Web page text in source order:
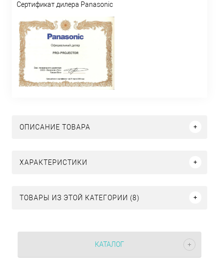
Сертификат дилера Panasonic
ОПИСАНИЕ ТОВАРА
ХАРАКТЕРИСТИКИ
ТОВАРЫ ИЗ ЭТОЙ КАТЕГОРИИ (8)
КАТАЛОГ